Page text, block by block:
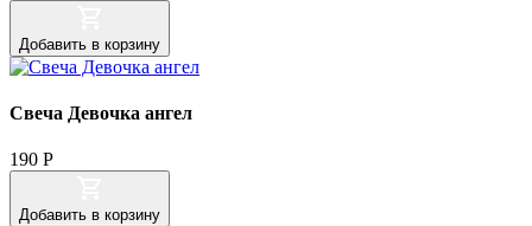
Добавить в корзину
Свеча Девочка ангел
190 Р
Добавить в корзину